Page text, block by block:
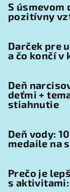
S
pozitívny
Darček pre
a čo končí v
Deň
deťmi +
stiahnutie
Deň vody:
medaile na
Prečo je
s